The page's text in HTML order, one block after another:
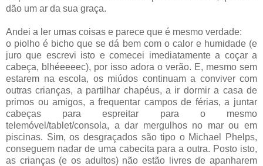
dão um ar da sua graça.
Andei a ler umas coisas e parece que é mesmo verdade:
o piolho é bicho que se dá bem com o calor e humidade (e
juro que escrevi isto e comecei imediatamente a coçar a
cabeça, blhéeeeec), por isso adora o verão. E, mesmo sem
estarem na escola, os miúdos continuam a conviver com
outras crianças, a partilhar chapéus, a ir dormir a casa de
primos ou amigos, a frequentar campos de férias, a juntar
cabeças para espreitar para o mesmo
telemóvel/tablet/consola, a dar mergulhos no mar ou em
piscinas. Sim, os desgraçados são tipo o Michael Phelps,
conseguem nadar de uma cabecita para a outra. Posto isto,
as crianças (e os adultos) não estão livres de apanharem